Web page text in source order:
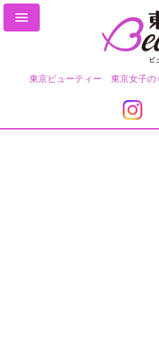
東京ビューティー 東京女子の